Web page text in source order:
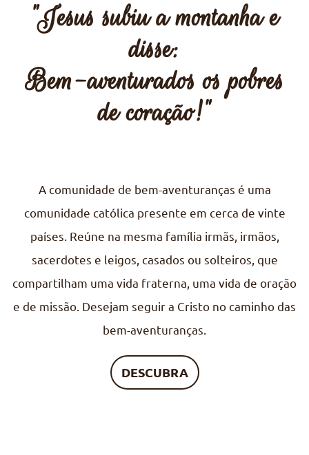
"Jesus subiu a montanha e
disse:
Bem-aventurados os pobres
de coração!"
A comunidade de bem-aventuranças é uma
comunidade católica presente em cerca de vinte
países. Reúne na mesma família irmãs, irmãos,
sacerdotes e leigos, casados ou solteiros, que
compartilham uma vida fraterna, uma vida de oração
e de missão. Desejam seguir a Cristo no caminho das
bem-aventuranças.
DESCUBRA